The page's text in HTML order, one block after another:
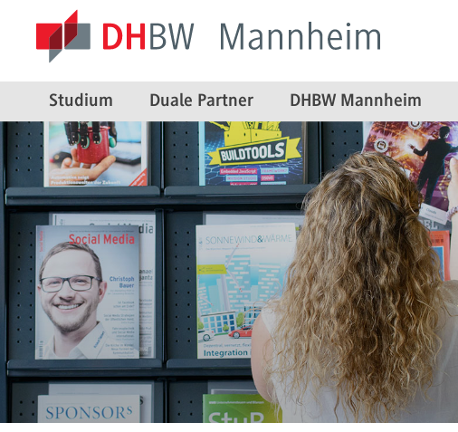
Studium Duale Partner DHBW Mannheim